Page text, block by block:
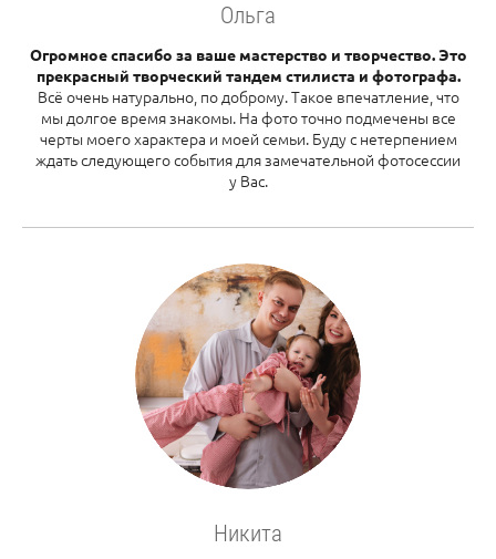
Ольга
Огромное спасибо за ваше мастерство и творчество. Это
прекрасный творческий тандем стилиста и фотографа.
Всё очень натурально, по доброму. Такое впечатление, что
мы долгое время знакомы. На фото точно подмечены все
черты моего характера и моей семьи. Буду с нетерпением
ждать следующего события для замечательной фотосессии
у Вас.
Никита